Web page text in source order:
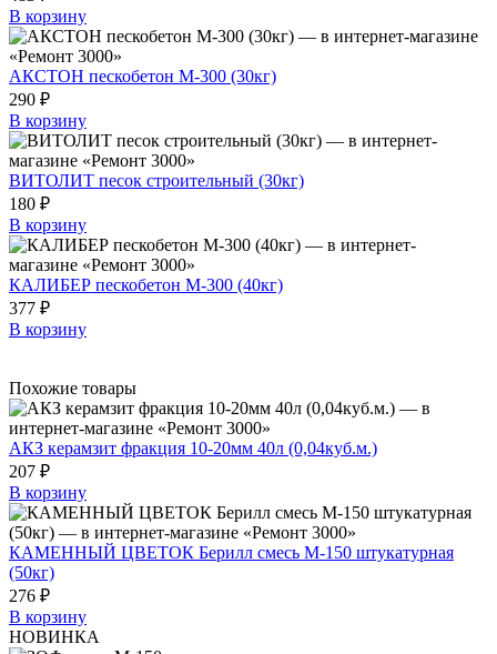
В корзину
АКСТОН пескобетон М-300 (30кг)
290 ₽
В корзину
ВИТОЛИТ песок строительный (30кг)
180 ₽
В корзину
КАЛИБЕР пескобетон М-300 (40кг)
377 ₽
В корзину
Похожие товары
АКЗ керамзит фракция 10-20мм 40л (0,04куб.м.)
207 ₽
В корзину
КАМЕННЫЙ ЦВЕТОК Берилл смесь М-150 штукатурная
(50кг)
276 ₽
В корзину
НОВИНКА